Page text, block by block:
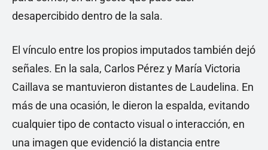
desapercibido dentro de la sala.
El vínculo entre los propios imputados también dejó
señales. En la sala, Carlos Pérez y María Victoria
Caillava se mantuvieron distantes de Laudelina. En
más de una ocasión, le dieron la espalda, evitando
cualquier tipo de contacto visual o interacción, en
una imagen que evidenció la distancia entre